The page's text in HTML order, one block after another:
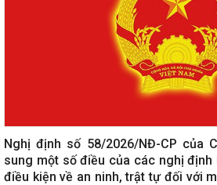
Nghị định số 58/2026/NĐ-CP của
sung một số điều của các nghị định
điều kiện về an ninh, trật tự đối với